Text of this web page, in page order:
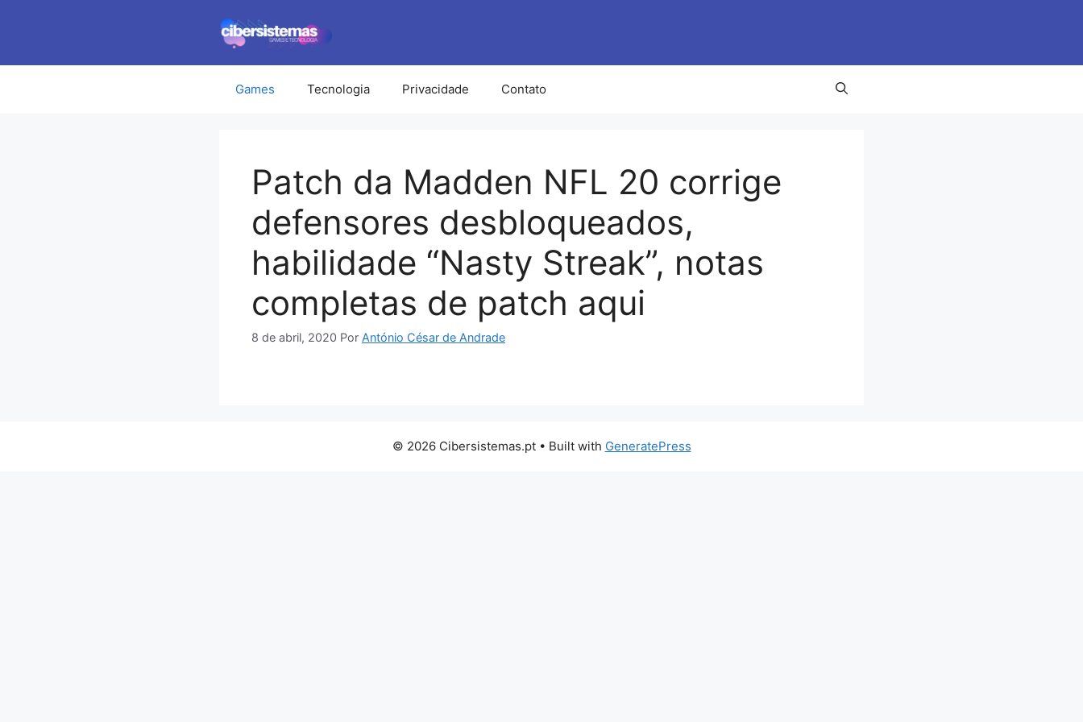
conteúdo
Games Tecnologia Privacidade Contato
Patch da Madden NFL 20 corrige
defensores desbloqueados,
habilidade “Nasty Streak”, notas
completas de patch aqui
8 de abril, 2020 Por António César de Andrade
© 2026 Cibersistemas.pt• Built with GeneratePress